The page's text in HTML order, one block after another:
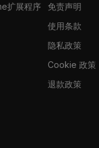
扩展程序
免责声明
使用条款
隐私政策
Cookie 政策
退款政策